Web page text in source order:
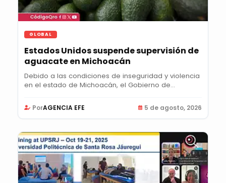
GLOBAL
Estados Unidos suspende supervisión de
aguacate en Michoacán
Debido a las condiciones de inseguridad y violencia
en el estado de Michoacán, el Gobierno de...
PorAGENCIA EFE 5 de agosto, 2026